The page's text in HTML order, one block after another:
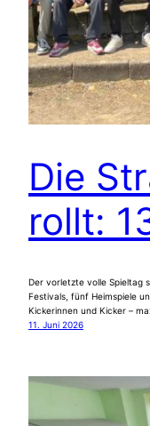
Die
rollt:
Der vorletzte volle Spieltag
Festivals, fünf Heimspiele
Kickerinnen und Kicker –
11. Juni 2026